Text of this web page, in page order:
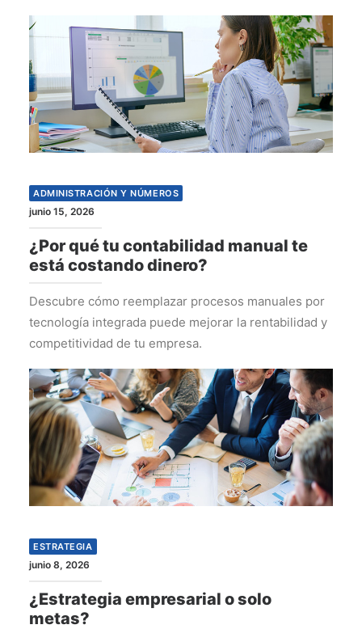
ADMINISTRACIÓN Y NÚMEROS
junio 15, 2026
¿Por qué tu contabilidad manual te
está costando dinero?
Descubre cómo reemplazar procesos manuales por
tecnología integrada puede mejorar la rentabilidad y
competitividad de tu empresa.
ESTRATEGIA
junio 8, 2026
¿Estrategia empresarial o solo
metas?